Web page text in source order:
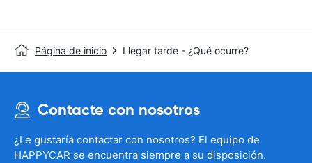
Página de inicio Llegar tarde - ¿Qué ocurre?
Contacte con nosotros
¿Le gustaría contactar con nosotros? El equipo de
HAPPYCAR se encuentra siempre a su disposición.